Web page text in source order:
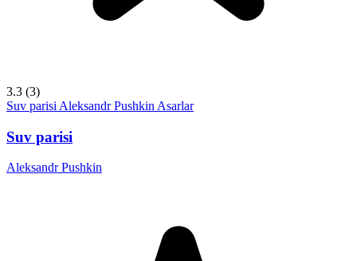
3.3 (3)
Suv parisi Aleksandr Pushkin Asarlar
Suv parisi
Aleksandr Pushkin